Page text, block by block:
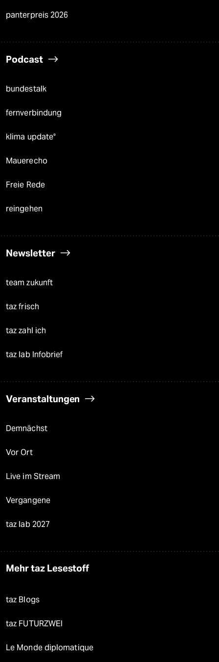
panterpreis 2026
Podcast
bundestalk
fernverbindung
klima update°
Mauerecho
Freie Rede
reingehen
Newsletter
team zukunft
taz frisch
taz zahl ich
taz lab Infobrief
Veranstaltungen
Demnächst
Vor Ort
Live im Stream
Vergangene
taz lab 2027
Mehr taz Lesestoff
taz Blogs
taz FUTURZWEI
Le Monde diplomatique